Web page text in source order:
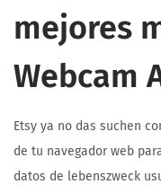
mejores
Webcam
Etsy ya no das suchen
de tu navegador web
datos de lebenszweck